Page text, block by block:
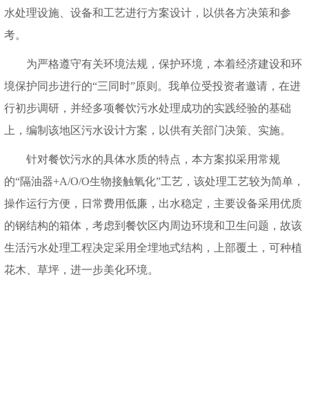
水处理设施、设备和工艺进行方案设计，以供各方决策和参
考。
为严格遵守有关环境法规，保护环境，本着经济建设和环
境保护同步进行的“三同时”原则。我单位受投资者邀请，在进
行初步调研，并经多项餐饮污水处理成功的实践经验的基础
上，编制该地区污水设计方案，以供有关部门决策、实施。
针对餐饮污水的具体水质的特点，本方案拟采用常规
的“隔油器+A/O/O生物接触氧化”工艺，该处理工艺较为简单，
操作运行方便，日常费用低廉，出水稳定，主要设备采用优质
的钢结构的箱体，考虑到餐饮区内周边环境和卫生问题，故该
生活污水处理工程决定采用全埋地式结构，上部覆土，可种植
花木、草坪，进一步美化环境。